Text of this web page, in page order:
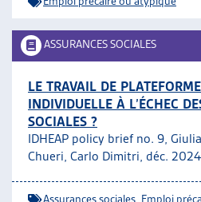
ASSURANCES SOCIALES
LE TRAVAIL DE
INDIVIDUELLE À L’ÉCHEC
SOCIALES ?
IDHEAP policy brief no. 9,
Chueri, Carlo Dimitri, déc. 2024
Assurances sociales Emploi